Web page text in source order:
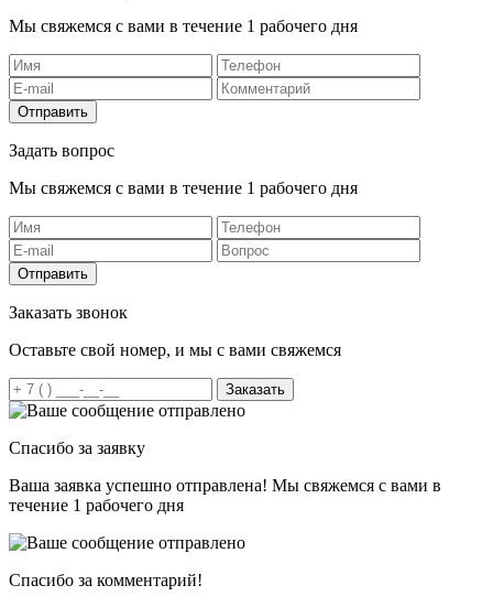
Мы свяжемся с вами в течение 1 рабочего дня
Отправить
Задать вопрос
Мы свяжемся с вами в течение 1 рабочего дня
Отправить
Заказать звонок
Оставьте свой номер, и мы с вами свяжемся
Заказать
Спасибо за заявку
Ваша заявка успешно отправлена! Мы свяжемся с вами в
течение 1 рабочего дня
Спасибо за комментарий!